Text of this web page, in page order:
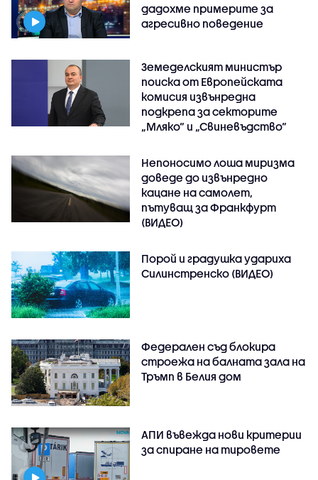
дадохме примерите за
агресивно поведение
Земеделският министър
поиска от Европейската
комисия извънредна
подкрепа за секторите
„Мляко“ и „Свиневъдство“
Непоносимо лоша миризма
доведе до извънредно
кацане на самолет,
пътуващ за Франкфурт
(ВИДЕО)
Порой и градушка удариха
Силинстренско (ВИДЕО)
Федерален съд блокира
строежа на балната зала на
Тръмп в Белия дом
АПИ въвежда нови критерии
за спиране на тировете